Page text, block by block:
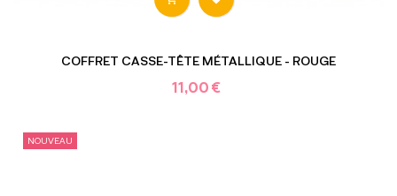
COFFRET CASSE-TÊTE MÉTALLIQUE - ROUGE
11,00 €
NOUVEAU